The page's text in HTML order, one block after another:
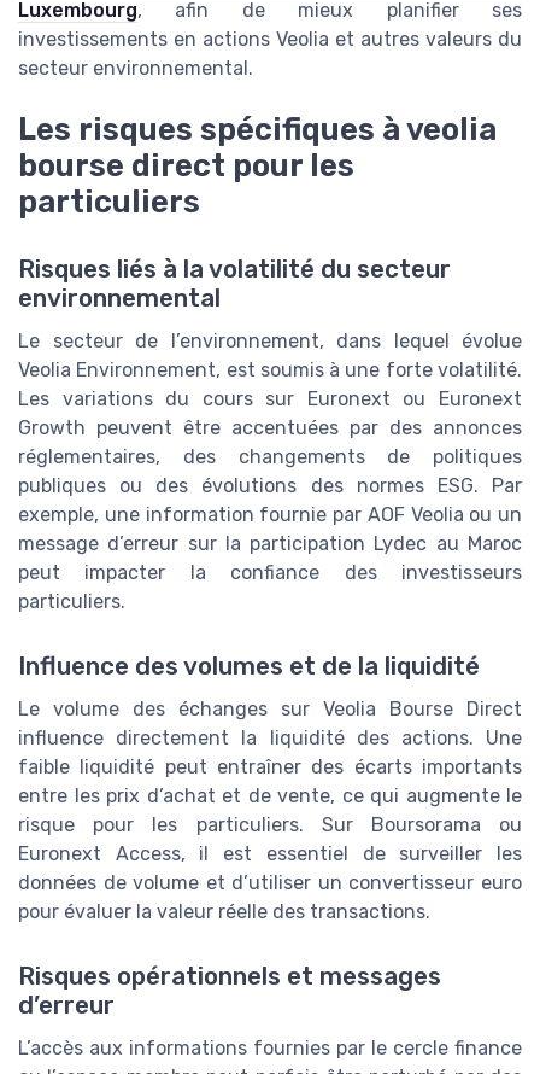
Luxembourg, afin de mieux planifier ses
investissements en actions Veolia et autres valeurs du
secteur environnemental.
Les risques spécifiques à veolia
bourse direct pour les
particuliers
Risques liés à la volatilité du secteur
environnemental
Le secteur de l’environnement, dans lequel évolue
Veolia Environnement, est soumis à une forte volatilité.
Les variations du cours sur Euronext ou Euronext
Growth peuvent être accentuées par des annonces
réglementaires, des changements de politiques
publiques ou des évolutions des normes ESG. Par
exemple, une information fournie par AOF Veolia ou un
message d’erreur sur la participation Lydec au Maroc
peut impacter la confiance des investisseurs
particuliers.
Influence des volumes et de la liquidité
Le volume des échanges sur Veolia Bourse Direct
influence directement la liquidité des actions. Une
faible liquidité peut entraîner des écarts importants
entre les prix d’achat et de vente, ce qui augmente le
risque pour les particuliers. Sur Boursorama ou
Euronext Access, il est essentiel de surveiller les
données de volume et d’utiliser un convertisseur euro
pour évaluer la valeur réelle des transactions.
Risques opérationnels et messages
d’erreur
L’accès aux informations fournies par le cercle finance